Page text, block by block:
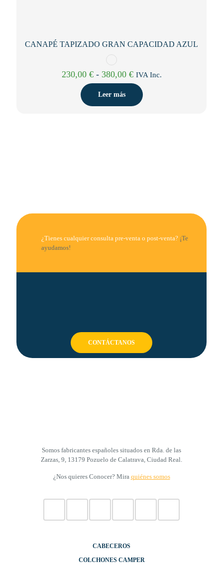
CANAPÉ TAPIZADO GRAN CAPACIDAD AZUL
230,00 € - 380,00 €Rango
de
precios:
desde
IVA Inc.
Leer más
¿Tienes cualquier consulta pre-venta o post-venta? ¡Te
ayudamos!
CONTÁCTANOS
Somos fabricantes españoles situados en Rda. de las
Zarzas, 9, 13179 Pozuelo de Calatrava, Ciudad Real.
¿Nos quieres Conocer? Mira quiénes somos
CABECEROS
COLCHONES CAMPER